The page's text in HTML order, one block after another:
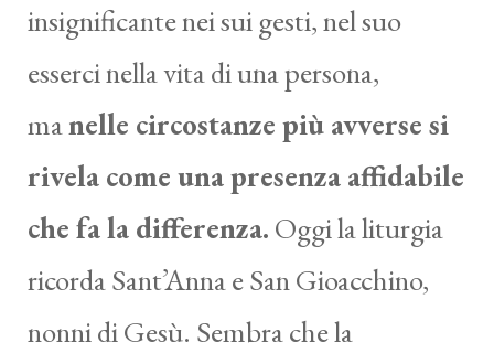
insignificante nei sui gesti, nel suo
esserci nella vita di una persona,
manelle circostanze più avverse si
rivela come una presenza affidabile
che fa la differenza. Oggi la liturgia
ricorda Sant’Anna e San Gioacchino,
nonni di Gesù. Sembra che la